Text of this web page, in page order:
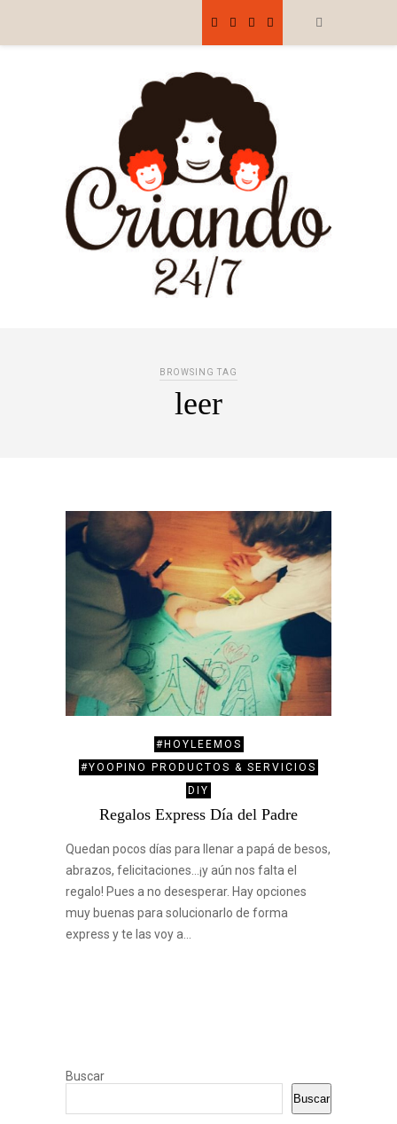
BROWSING TAG
leer
#HOYLEEMOS
#YOOPINO PRODUCTOS & SERVICIOS
DIY
Regalos Express Día del Padre
Quedan pocos días para llenar a papá de besos,
abrazos, felicitaciones…¡y aún nos falta el
regalo! Pues a no desesperar. Hay opciones
muy buenas para solucionarlo de forma
express y te las voy a…
Buscar
Buscar